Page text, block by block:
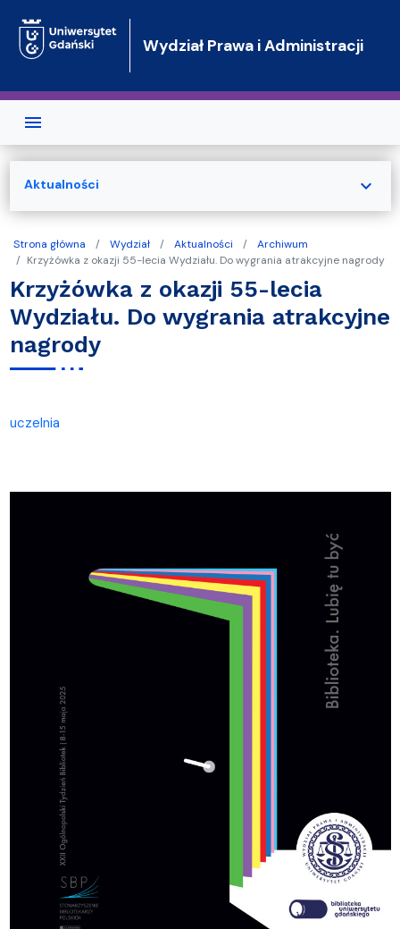
Wydział Prawa i Administracji
Strona główna Wydział Aktualności
Archiwum
Krzyżówka z okazji 55-lecia Wydziału. Do wygrania atrakcyjne nagrody
Krzyżówka z okazji 55-lecia
Wydziału. Do wygrania atrakcyjne
nagrody
uczelnia
Aktualności expand_more